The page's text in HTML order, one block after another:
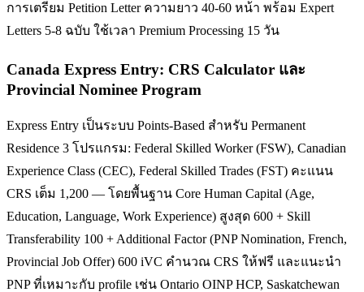
การเตรียม Petition Letter ความยาว 40-60 หน้า พร้อม Expert
Letters 5-8 ฉบับ ใช้เวลา Premium Processing 15 วัน
Canada Express Entry: CRS Calculator และ
Provincial Nominee Program
Express Entry เป็นระบบ Points-Based สำหรับ Permanent
Residence 3 โปรแกรม: Federal Skilled Worker (FSW), Canadian
Experience Class (CEC), Federal Skilled Trades (FST) คะแนน
CRS เต็ม 1,200 — โดยพื้นฐาน Core Human Capital (Age,
Education, Language, Work Experience) สูงสุด 600 + Skill
Transferability 100 + Additional Factor (PNP Nomination, French,
Provincial Job Offer) 600 iVC คำนวณ CRS ให้ฟรี และแนะนำ
PNP ที่เหมาะกับ profile เช่น Ontario OINP HCP, Saskatchewan